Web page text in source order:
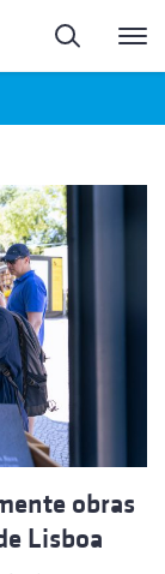
Pesquisa
obras
Lisboa